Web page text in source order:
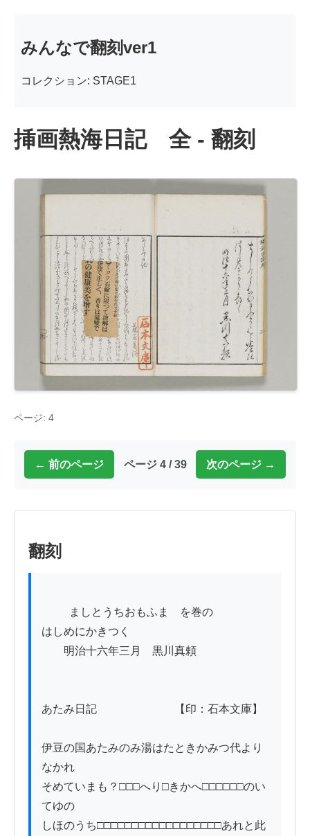
みんなで翻刻ver1
コレクション: STAGE1
挿画熱海日記 全 - 翻刻
ページ: 4
← 前のページ ページ 4 / 39 次のページ →
翻刻
はしめにかきつく
明治十六年三月　黒川真頼
あたみ日記　　　　　　　【印：石本文庫】
伊豆の国あたみのみ湯はたときかみつ代より
なかれ
そめていまも？□□□へり□きかへ□□□□□□のい
てゆの
しほのうち□□□□□□□□□□□□□□□□□□あれと此